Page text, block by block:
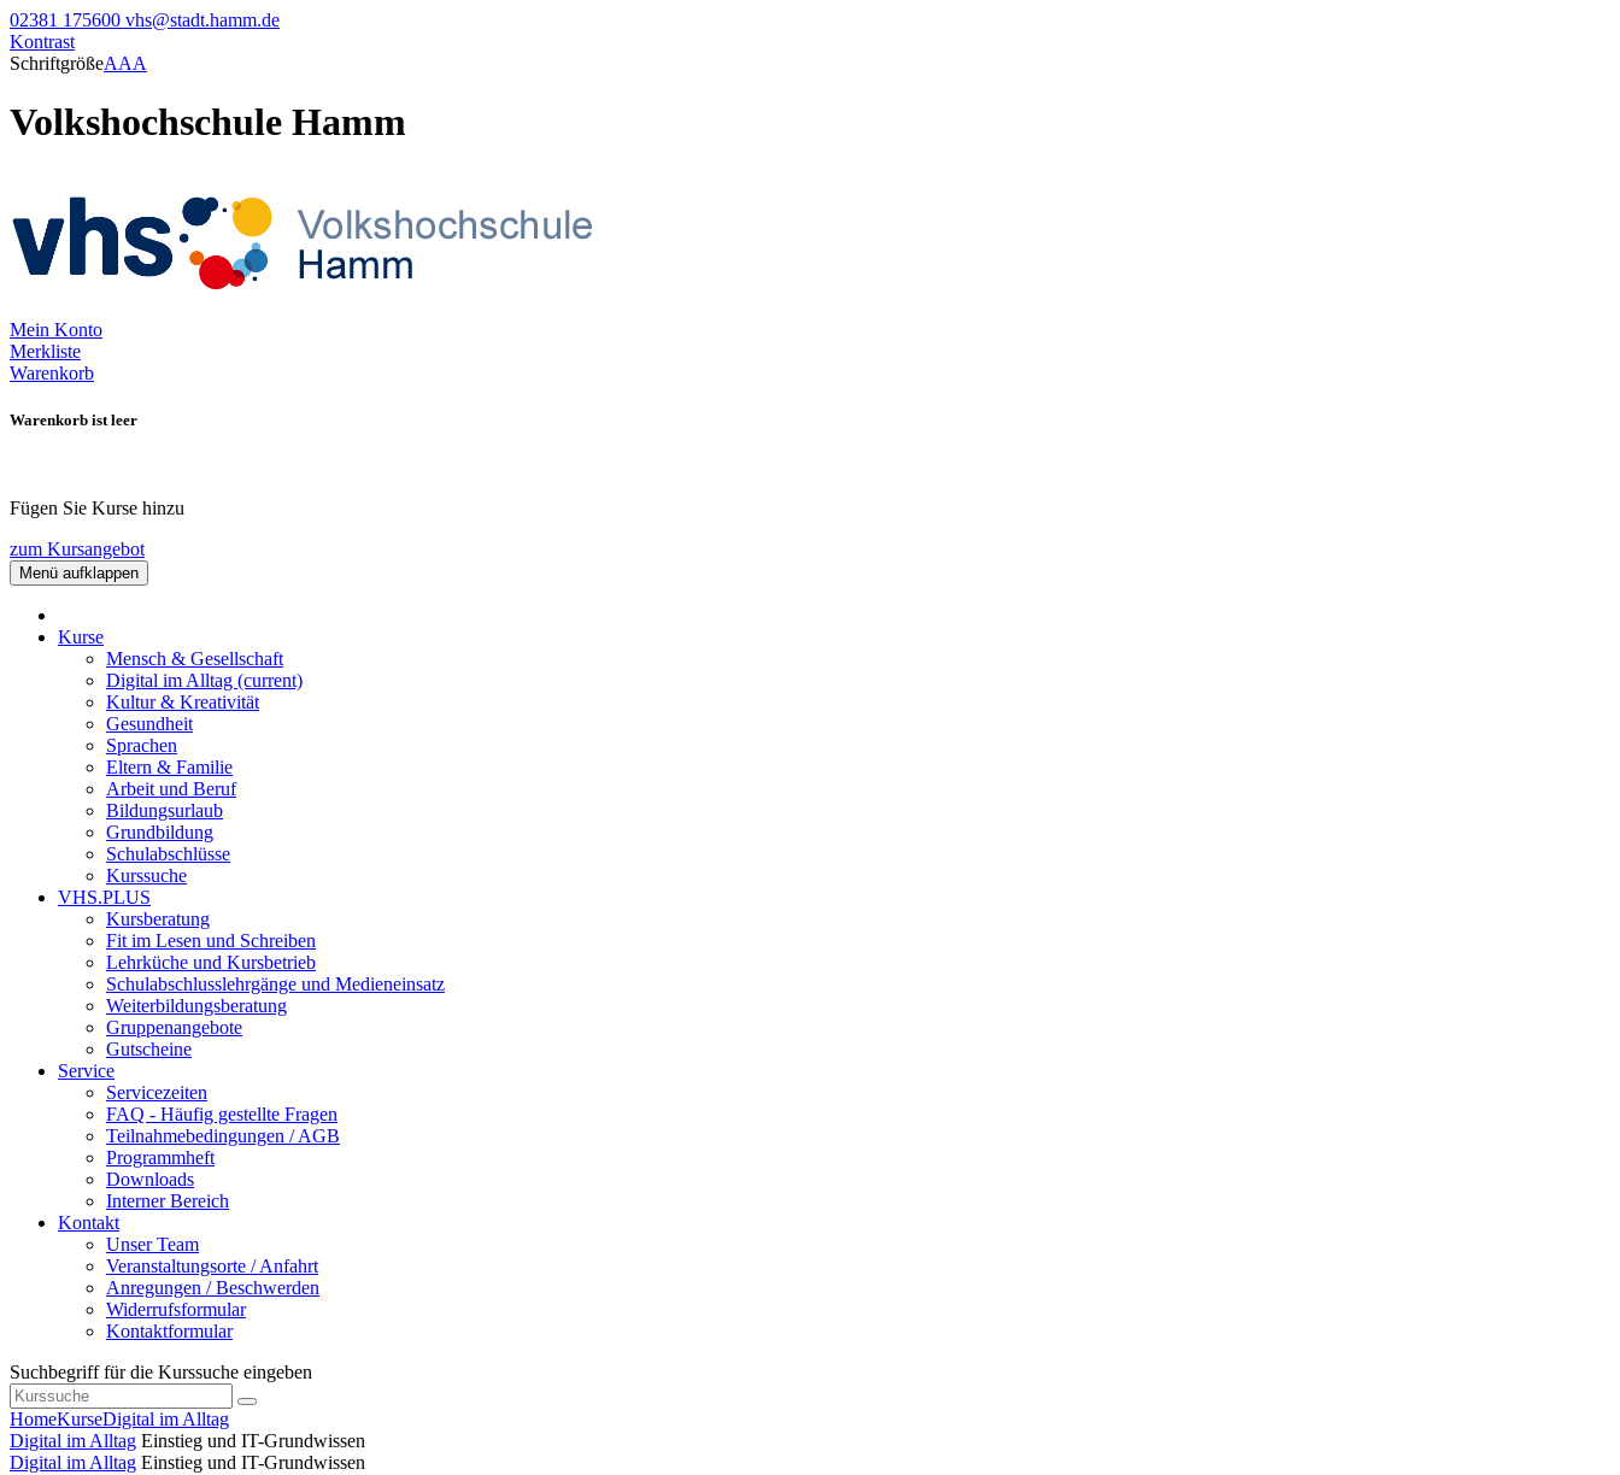
02381 175600 vhs@stadt.hamm.de
Kontrast
SchriftgrößeAAA
Volkshochschule Hamm
Mein Konto
Merkliste
Warenkorb
Warenkorb ist leer
Fügen Sie Kurse hinzu
zum Kursangebot
Menü aufklappen
Kurse
Mensch & Gesellschaft
Digital im Alltag (current)
Kultur & Kreativität
Gesundheit
Sprachen
Eltern & Familie
Arbeit und Beruf
Bildungsurlaub
Grundbildung
Schulabschlüsse
Kurssuche
VHS.PLUS
Kursberatung
Fit im Lesen und Schreiben
Lehrküche und Kursbetrieb
Schulabschlusslehrgänge und Medieneinsatz
Weiterbildungsberatung
Gruppenangebote
Gutscheine
Service
Servicezeiten
FAQ - Häufig gestellte Fragen
Teilnahmebedingungen / AGB
Programmheft
Downloads
Interner Bereich
Kontakt
Unser Team
Veranstaltungsorte / Anfahrt
Anregungen / Beschwerden
Widerrufsformular
Kontaktformular
Suchbegriff für die Kurssuche eingeben
HomeKurseDigital im Alltag
Digital im Alltag Einstieg und IT-Grundwissen
Digital im Alltag Einstieg und IT-Grundwissen